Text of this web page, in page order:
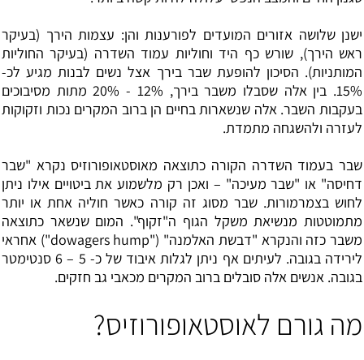
ישנן שלושה אזורים המועדים לפורענות והן: עצמות הירך (בעיקר
ראש הירך), שורש כף היד וחוליות עמוד השדרה (בעיקר החוליות
המותניות). הסיכון להופעת שבר בירך אצל נשים לבנות מגיע לכ-
15%. בין אלה שסבלו משבר בירך, 12% - 20% מתות מסיבוכים
בעקבות השבר. אלה שנשארות בחיים הן ברוב המקרים נכות וזקוקות
לעזרה ולהשגחה מתמדת.
שבר בעמוד השדרה הקורה כתוצאה מאוסטאופורוזיס נקרא "שבר
דחיסה" או "שבר מעיכה" – ואכן רק מלשמוע את ביטויים אילו ניתן
לחוש בצמרמורות. שבר מסוג זה קורה כאשר חוליה אחת או יותר
מתמוטטות מנשיאת משקל הגוף ה"זקוף". המום שנשאר כתוצאה
משבר כזה והנקרא "דבשת האלמנה" ("dowagers hump") אחראי
לירידה בגובה. לעיתים אף ניתן לגלות איבוד של כ- 5 – 6 סנטימטר
בגובה. אנשים אלה סובלים ברוב המקרים מכאבי גב חזקים.
מה גורם לאוסטאופורוזיס?